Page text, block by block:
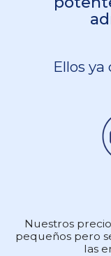
Ellos
Nuestros
pequeños pero
las